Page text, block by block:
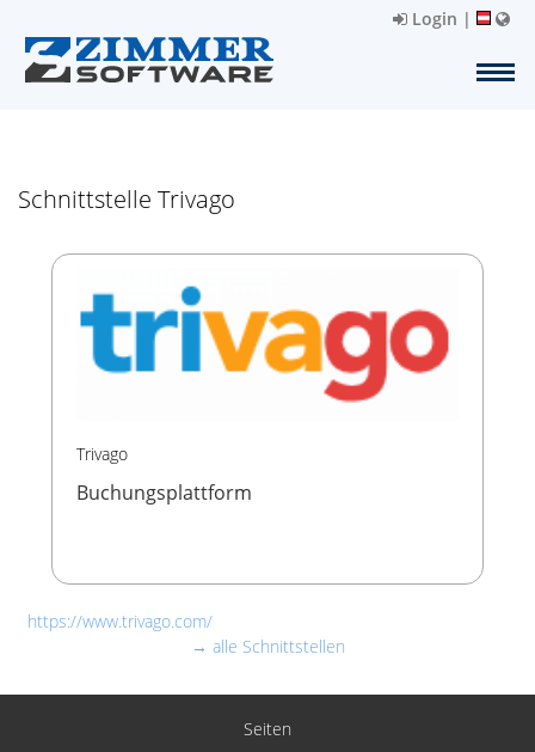
Login |
Schnittstelle Trivago
Trivago
Buchungsplattform
https://www.trivago.com/
→ alle Schnittstellen
Seiten